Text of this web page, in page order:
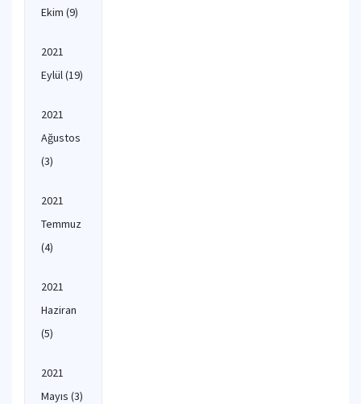
Ekim (9)
2021
Eylül(19)
2021
Ağustos
(3)
2021
Temmuz
(4)
2021
Haziran
(5)
2021
Mayıs (3)